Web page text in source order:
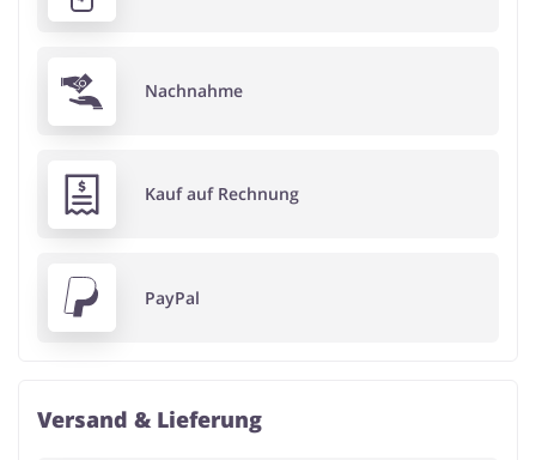
Nachnahme
Kauf auf Rechnung
PayPal
Versand & Lieferung